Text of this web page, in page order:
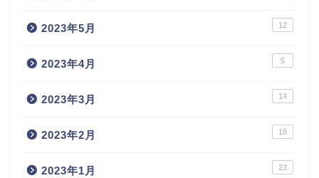
2023年5月 12
2023年4月 5
2023年3月 14
2023年2月 18
2023年1月 23